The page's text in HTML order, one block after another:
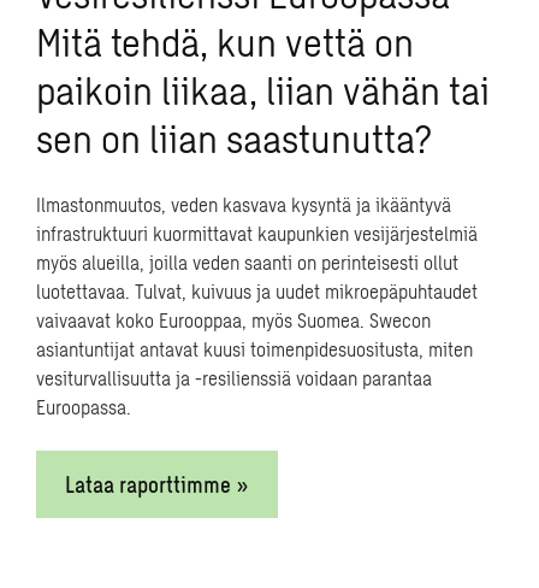
Avoi­met työ­pai­kat
Mitä tehdä, kun vettä on
paikoin liikaa, liian vähän tai
sen on liian saastunutta?
Ilmastonmuutos, veden kasvava kysyntä ja ikääntyvä
infrastruktuuri kuormittavat kaupunkien vesijärjestelmiä
myös alueilla, joilla veden saanti on perinteisesti ollut
luotettavaa. Tulvat, kuivuus ja uudet mikroepäpuhtaudet
vaivaavat koko Eurooppaa, myös Suomea. Swecon
asiantuntijat antavat kuusi toimenpidesuositusta, miten
vesiturvallisuutta ja -resilienssiä voidaan parantaa
Euroopassa.
Lataa raporttimme »